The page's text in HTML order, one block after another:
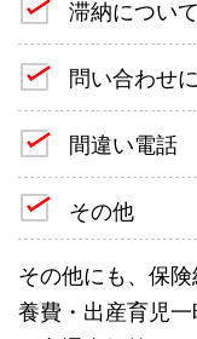
滞納について
問い合わせ
間違い電話
その他
その他にも、保
養費・出産育児